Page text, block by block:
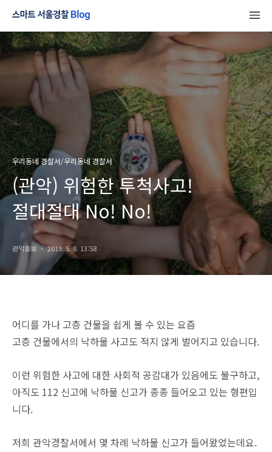
우리동네 경찰서/우리동네 경찰서
(관악) 위험한 투척사고!
절대절대 No! No!
관악홍보 2019. 5. 8. 13:58
어디를 가나 고층 건물을 쉽게 볼 수 있는 요즘
고층 건물에서의 낙하물 사고도 적지 않게 벌어지고 있습니다.
이런 위험한 사고에 대한 사회적 공감대가 있음에도 불구하고,
아직도 112 신고에 낙하물 신고가 종종 들어오고 있는 형편입
니다.
저희 관악경찰서에서 몇 차례 낙하물 신고가 들어왔었는데요.